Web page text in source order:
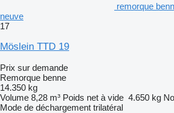
remorque
neuve
17
Möslein TTD 19
Prix sur demande
Remorque benne
14.350 kg
Volume 8,28 m³ Poids net à vide 4.650 kg
Mode de déchargement trilatéral